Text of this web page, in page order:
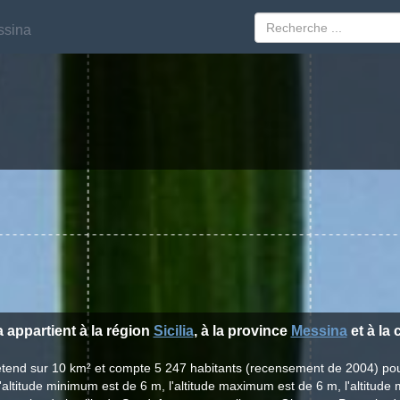
appartient à la région Sicilia, à la province Messinaet à la
sur 10 km² et compte 5 247 habitants (recensement de 2004)
minimum est de 6 m, l'altitude maximum est de 6 m, l'altitude